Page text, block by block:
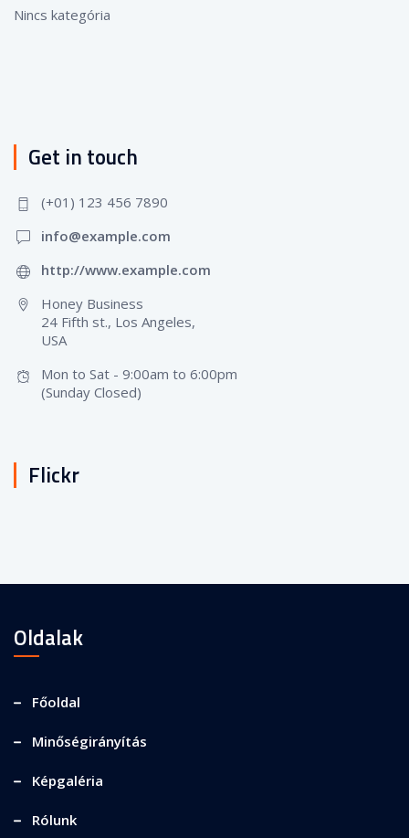
Nincs kategória
Get in touch
(+01) 123 456 7890
info@example.com
http://www.example.com
Honey Business
24 Fifth st., Los Angeles,
USA
Mon to Sat - 9:00am to 6:00pm
(Sunday Closed)
Flickr
Oldalak
Főoldal
Minőségirányítás
Képgaléria
Rólunk